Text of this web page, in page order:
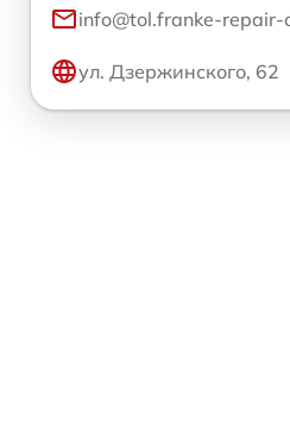
info@tol.franke-repair-
ул. Дзержинского, 62